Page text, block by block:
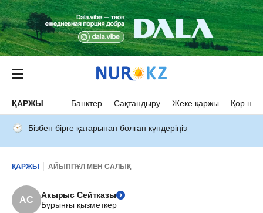
ҚАРЖЫ Банктер Сақтандыру Жеке қаржы Қор
Бізбен бірге қатарынан болған күндеріңіз
ҚАРЖЫ АЙЫППҰЛ МЕН САЛЫҚ
АС
Акырыс Сейтказы
Бұрынғы қызметкер